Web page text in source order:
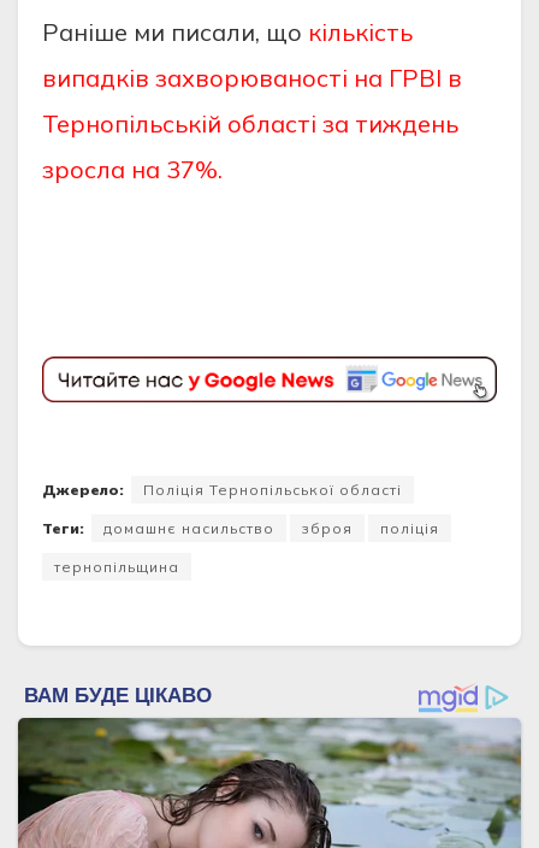
Раніше ми писали, що кількість
випадків захворюваності на ГРВІ в
Тернопільській області за тиждень
зросла на 37%.
Джерело: Поліція Тернопільської області
Теги: домашнє насильство зброя поліція
тернопільщина